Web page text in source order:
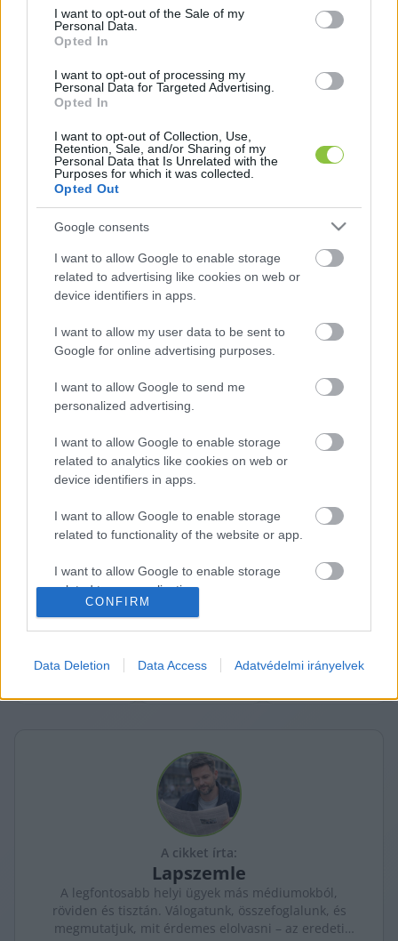
consent section.
I want to opt-out of the Sale of my
Personal Data.
Opted In
I want to opt-out of processing my
Personal Data for Targeted Advertising.
Opted In
I want to opt-out of Collection, Use,
Retention, Sale, and/or Sharing of my
Personal Data that Is Unrelated with the
Purposes for which it was collected.
Opted Out
Google consents
I want to allow Google to enable storage
related to advertising like cookies on web or
device identifiers in apps.
I want to allow my user data to be sent to
Google for online advertising purposes.
I want to allow Google to send me
personalized advertising.
I want to allow Google to enable storage
related to analytics like cookies on web or
device identifiers in apps.
I want to allow Google to enable storage
related to functionality of the website or app.
I want to allow Google to enable storage
related to personalization.
functionality and fraud prevention, and other
CONFIRM
Data Deletion Data Access Adatvédelmi irányelvek
pápát – írta a Telex
Bayer Zsolt ezekért a mondatokért nyilvánosan,
2023-ban elnézést kért, s hozzátette, hogy akkor
még protestáns, egészen pontosan evangélikus
volt, de azóta már katolizált, és a pápát az első
számú vallási vezetőnek nevezte. A pápa hétfői
halálát követően újra megbánást tanúsított a
publicista.
feltámadást, Urbi et Orbi áldását adta utoljára, és
aztán elment… Isten nyugtassa. Bántottam egyszer.
pápa volt…” – írta a Facebookon Bayer Zsolt
A teljes cikk ITT OLVASHATÓ
ECSUP SHORTS
A cikket írta:
Lapszemle
A legfontosabb helyi ügyek más médiumokból,
röviden és tisztán. Válogatunk, összefoglalunk, és
megmutatjuk, mit érdemes elolvasni – az eredeti